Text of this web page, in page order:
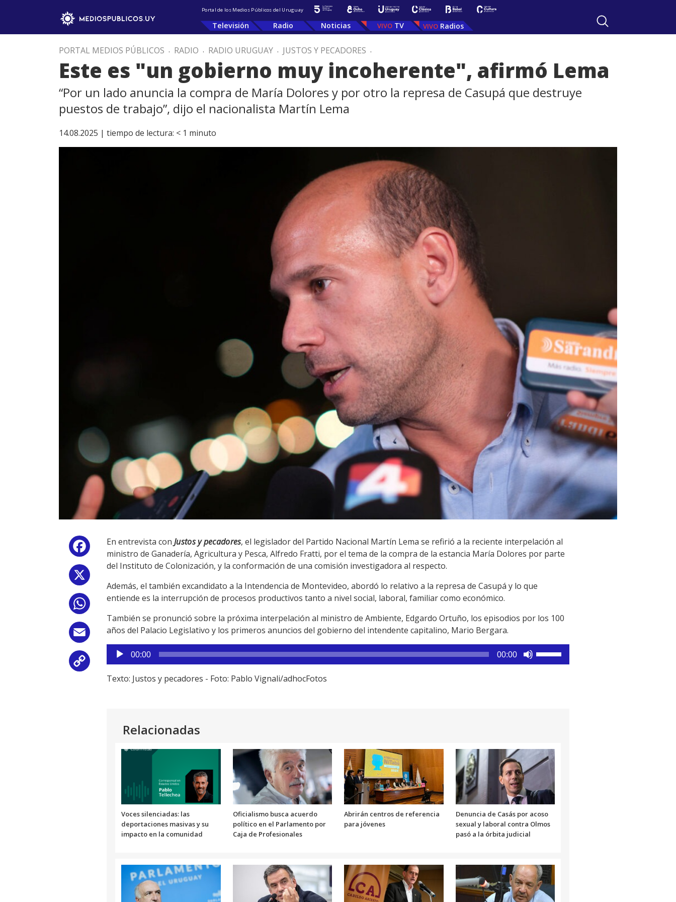
Portal de los Medios Públicos del Uruguay
Televisión Radio Noticias TV Radios
PORTAL MEDIOS PÚBLICOS . RADIO . RADIO URUGUAY . JUSTOS Y PECADORES .
Este es "un gobierno muy incoherente", afirmó Lema
“Por un lado anuncia la compra de María Dolores y por otro la represa de Casupá que destruye
puestos de trabajo”, dijo el nacionalista Martín Lema
14.08.2025 | tiempo de lectura: < 1 minuto
Facebook
Email
Copy
En entrevista con Justos y pecadores, el legislador del Partido Nacional Martín Lema se refirió a la reciente interpelación al
ministro de Ganadería, Agricultura y Pesca, Alfredo Fratti, por el tema de la compra de la estancia María Dolores por parte
del Instituto de Colonización, y la conformación de una comisión investigadora al respecto.
Además, el también excandidato a la Intendencia de Montevideo, abordó lo relativo a la represa de Casupá y lo que
entiende es la interrupción de procesos productivos tanto a nivel social, laboral, familiar como económico.
También se pronunció sobre la próxima interpelación al ministro de Ambiente, Edgardo Ortuño, los episodios por los 100
años del Palacio Legislativo y los primeros anuncios del gobierno del intendente capitalino, Mario Bergara.
Reproductor
de
audio
00:00 00:00
disminuir
el
volumen.
Texto: Justos y pecadores - Foto: Pablo Vignali/adhocFotos
Relacionadas
Voces silenciadas: las
deportaciones masivas y su
impacto en la comunidad
Oficialismo busca acuerdo
político en el Parlamento por
Caja de Profesionales
Abrirán centros de referencia
para jóvenes
Denuncia de Casás por acoso
sexual y laboral contra Olmos
pasó a la órbita judicial